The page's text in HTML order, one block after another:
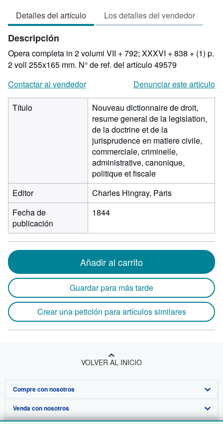
3
de
5
estrellas
Detalles del artículo Los detalles del vendedor
Descripción
Opera completa in 2 volumi VII + 792; XXXVI + 838 + (1) p.
2 voll 255x165 mm. N° de ref. del artículo 49579
Contactar al vendedor
Denunciar este artículo
Título
Nouveau dictionnaire de droit,
resume general de la legislation,
de la doctrine et de la
jurisprudence en matiere civile,
commerciale, criminelle,
administrative, canonique,
politique et fiscale
Editor
Charles Hingray, Paris
Fecha de
publicación
1844
Añadir al carrito
Guardar para más tarde
Crear una petición para artículos similares
VOLVER AL INICIO
Compre con nosotros
Búsqueda avanzada
Venda con nosotros